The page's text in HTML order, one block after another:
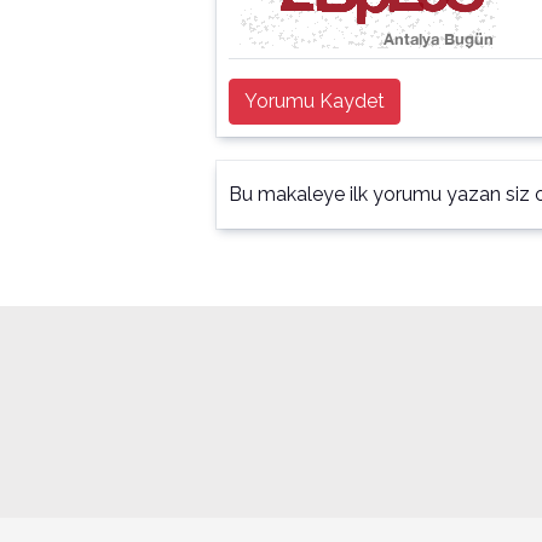
Yorumu Kaydet
Bu makaleye ilk yorumu yazan siz